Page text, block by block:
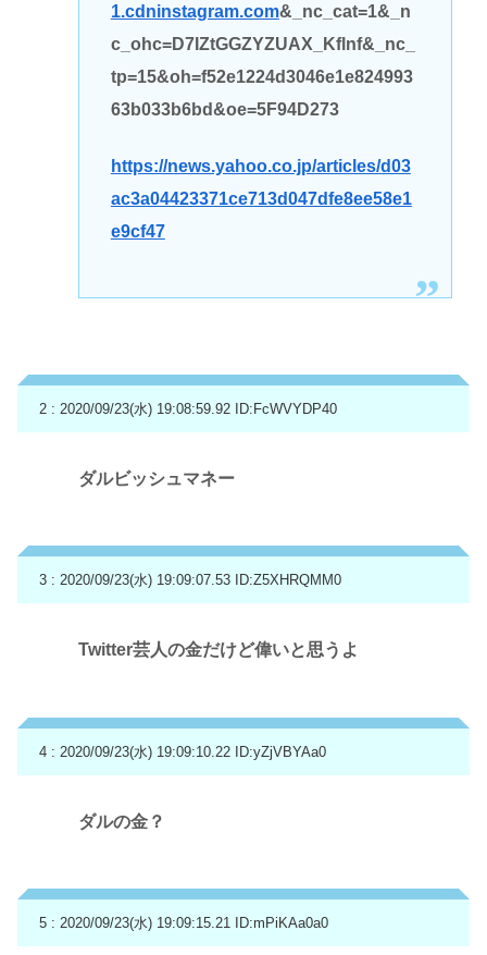
1.cdninstagram.com&_nc_cat=1&_n
c_ohc=D7IZtGGZYZUAX_Kflnf&_nc_
tp=15&oh=f52e1224d3046e1e824993
63b033b6bd&oe=5F94D273
https://news.yahoo.co.jp/articles/d03
ac3a04423371ce713d047dfe8ee58e1
e9cf47
2 : 2020/09/23(水) 19:08:59.92 ID:FcWVYDP40
ダルビッシュマネー
3 : 2020/09/23(水) 19:09:07.53 ID:Z5XHRQMM0
Twitter芸人の金だけど偉いと思うよ
4 : 2020/09/23(水) 19:09:10.22 ID:yZjVBYAa0
ダルの金？
5 : 2020/09/23(水) 19:09:15.21 ID:mPiKAa0a0